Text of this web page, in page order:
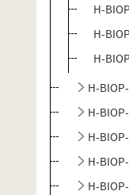
H-
H-
H-
H-
H-
H-
H-
H-